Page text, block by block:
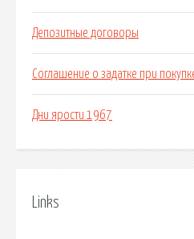
Депозитные договоры
Соглашение о задатке при
Дни ярости 1967
Links